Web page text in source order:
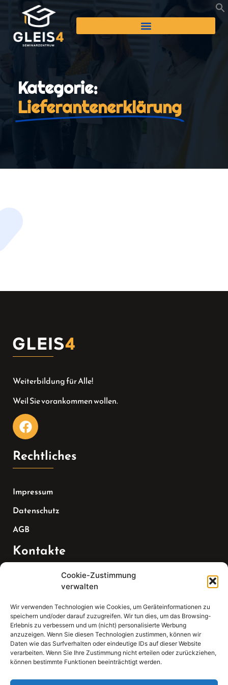
Cookie-Zustimmung
verwalten
Wir verwenden Technologien wie Cookies, um Geräteinformationen zu
speichern und/oder darauf zuzugreifen. Wir tun dies, um das Browsing-
Erlebnis zu verbessern und um (nicht) personalisierte Werbung
anzuzeigen. Wenn Sie diesen Technologien zustimmen, können wir
Daten wie das Surfverhalten oder eindeutige IDs auf dieser Website
verarbeiten. Wenn Sie Ihre Zustimmung nicht erteilen oder zurückziehen,
können bestimmte Funktionen beeinträchtigt werden.
Kategorie:
Lieferantenerklärung
Weiterbildung für Alle!
Weil Sie vorankommen wollen.
Rechtliches
Impressum
Datenschutz
AGB
Kontakte
07147 270 3349
Email:
sekretariat(at)gleis4-seminarzentrum.com
Adresse: